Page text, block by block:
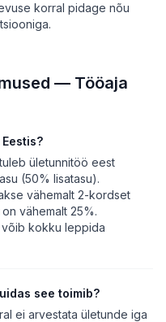
korral pidage nõu
— Tööaja
ületunnitöö eest
(50% lisatasu).
vähemalt 2-kordset
vähemalt 25%.
kokku leppida
see toimib?
ei arvestata ületunde iga